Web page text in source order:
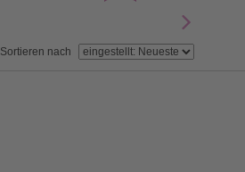
Sortieren nach